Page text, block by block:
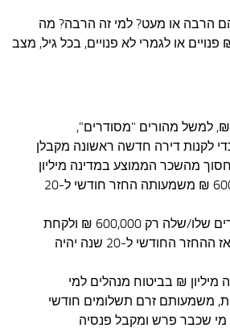
ש"ח הם הרבה או מעט? למי זה הרבה? מה
או לגמרי לא פנויים, בכל גיל, מצב
₪, למשל מהורים "מסודרים",
עוד 600,000 כדי לקנות דירה חדשה ראשונה מקבלן
מהשכר הממוצע במדינה מיליון
₪? משכנתא של 600,000 ₪ משמעותה החזר חודשי ל-20
"להביא מהבית" מההורים שלו/שלה רק 600,000 ₪ ולקחת
משכנתא של מיליון ₪. אז ההחזר החודשי ל-20 שנה יהיה
מיליון ₪ בביטוח מנהלים למי
משמעותם זרם תשלומים חודשי
כלומר, מי שכבר פרש ומקבל פנסיה